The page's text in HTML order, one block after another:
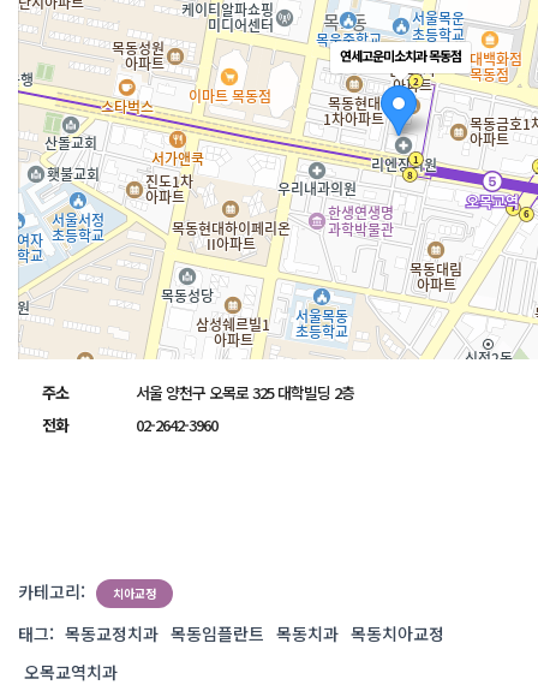
연세고운미소치과 목동점
주소
서울 양천구 오목로 325 대학빌딩 2층
전화
02-2642-3960
카테고리: 치아교정
태그: 목동교정치과 목동임플란트 목동치과 목동치아교정
오목교역치과